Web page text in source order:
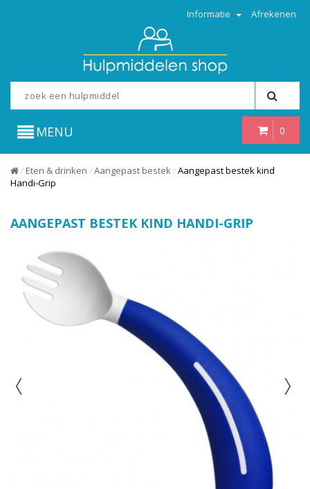
Informatie Afrekenen
0
MENU
/ Eten & drinken / Aangepast bestek / Aangepast bestek kind
Handi-Grip
AANGEPAST BESTEK KIND HANDI-GRIP